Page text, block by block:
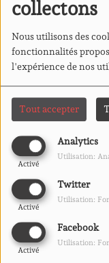
collectons
Nous utilisons des
fonctionnalités
l'expérience de nos
Tout accepter
Analytics
Activé
Utilisation:
Twitter
Activé
Utilisation:
Facebook
Activé
Utilisation:
04 MAI 2026